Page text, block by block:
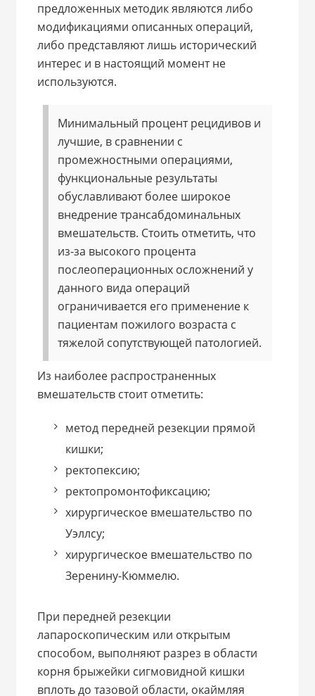
предложенных методик являются либо
модификациями описанных операций,
либо представляют лишь исторический
интерес и в настоящий момент не
используются.
Минимальный процент рецидивов и
лучшие, в сравнении с
промежностными операциями,
функциональные результаты
обуславливают более широкое
внедрение трансабдоминальных
вмешательств. Стоить отметить, что
из-за высокого процента
послеоперационных осложнений у
данного вида операций
ограничивается его применение к
пациентам пожилого возраста с
тяжелой сопутствующей патологией.
Из наиболее распространенных
вмешательств стоит отметить:
метод передней резекции прямой
кишки;
ректопексию;
ректопромонтофиксацию;
хирургическое вмешательство по
Уэллсу;
хирургическое вмешательство по
Зеренину-Кюммелю.
При передней резекции
лапароскопическим или открытым
способом, выполняют разрез в области
корня брыжейки сигмовидной кишки
вплоть до тазовой области, окаймляя